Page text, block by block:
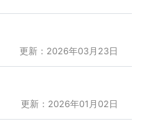
更新：2026年03月23日
更新：2026年01月02日